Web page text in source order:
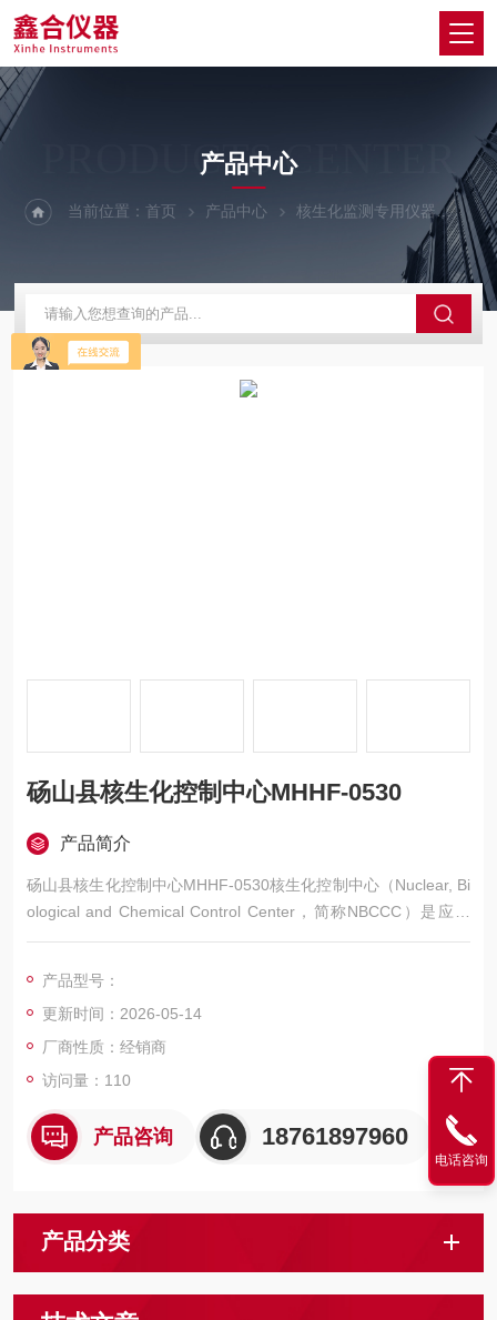
PRODUCTS CENTER
产品中心
当前位置：首页 产品中心 核生化监测专用仪器 核
砀山县核生化控制中心MHHF-0530
产品简介
砀山县核生化控制中心MHHF-0530核生化控制中心（Nuclear, Bi
ological and Chemical Control Center，简称NBCCC）是应对
核、生物、化学领域突发事件的综合性指挥与技术支持机构。该
在提升对核生化威胁的快速反应能力和处置效率，保障公共安全
与生态环境。
产品型号：
更新时间：2026-05-14
厂商性质：经销商
访问量：110
产品咨询 18761897960
产品分类
电话咨询